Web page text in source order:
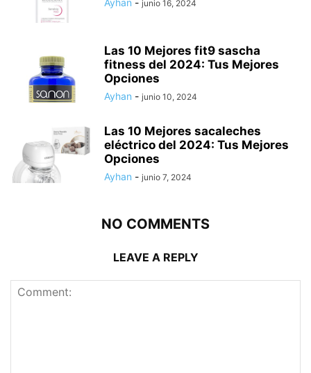
Ayhan - junio 16, 2024
Las 10 Mejores fit9 sascha
fitness del 2024: Tus Mejores
Opciones
Ayhan - junio 10, 2024
Las 10 Mejores sacaleches
eléctrico del 2024: Tus Mejores
Opciones
Ayhan - junio 7, 2024
NO COMMENTS
LEAVE A REPLY